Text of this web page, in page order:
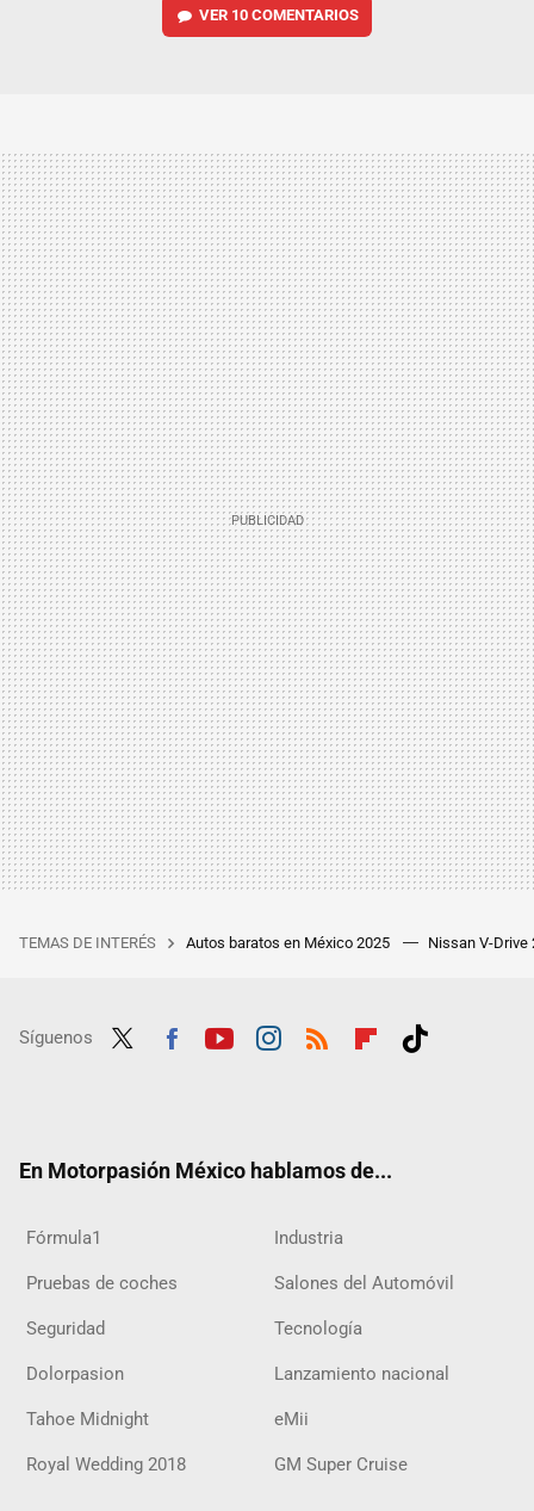
VER 10 COMENTARIOS
TEMAS DE INTERÉS Autos baratos en México 2025 Nissan V-Drive
Síguenos
En Motorpasión México hablamos de...
Fórmula1 Industria
Pruebas de coches Salones del Automóvil
Seguridad Tecnología
Dolorpasion Lanzamiento nacional
Tahoe Midnight eMii
Royal Wedding 2018 GM Super Cruise